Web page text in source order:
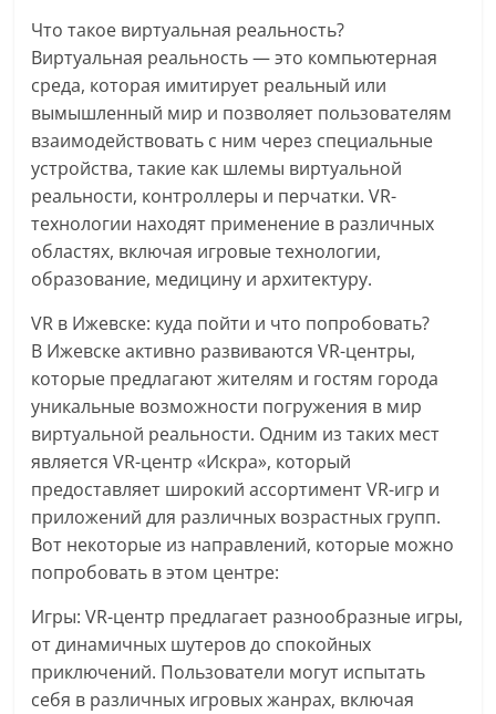
Что такое виртуальная реальность?
Виртуальная реальность — это компьютерная
среда, которая имитирует реальный или
вымышленный мир и позволяет пользователям
взаимодействовать с ним через специальные
устройства, такие как шлемы виртуальной
реальности, контроллеры и перчатки. VR-
технологии находят применение в различных
областях, включая игровые технологии,
образование, медицину и архитектуру.
VR в Ижевске: куда пойти и что попробовать?
В Ижевске активно развиваются VR-центры,
которые предлагают жителям и гостям города
уникальные возможности погружения в мир
виртуальной реальности. Одним из таких мест
является VR-центр «Искра», который
предоставляет широкий ассортимент VR-игр и
приложений для различных возрастных групп.
Вот некоторые из направлений, которые можно
попробовать в этом центре:
Игры: VR-центр предлагает разнообразные игры,
от динамичных шутеров до спокойных
приключений. Пользователи могут испытать
себя в различных игровых жанрах, включая